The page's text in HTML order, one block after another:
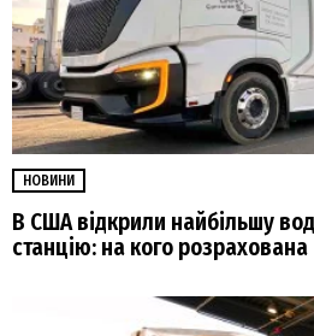
НОВИНИ
В США відкрили найбільшу
станцію: на кого розрахована